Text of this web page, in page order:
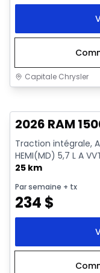
Capitale Chrysler
2026 RAM
Traction intégrale,
HEMI(MD) 5,7 L A
25 km
Par semaine + tx
234 $